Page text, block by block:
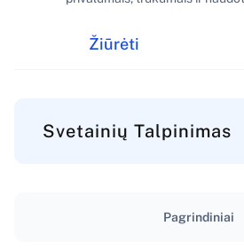
Žiūrėti
Svetainių Talpinimas
Pagrindiniai